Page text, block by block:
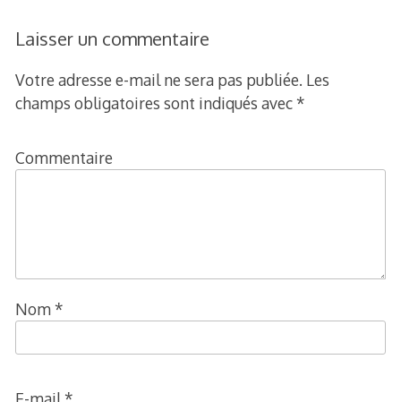
Laisser un commentaire
Votre adresse e-mail ne sera pas publiée. Les
champs obligatoires sont indiqués avec *
Commentaire
Nom *
E-mail *